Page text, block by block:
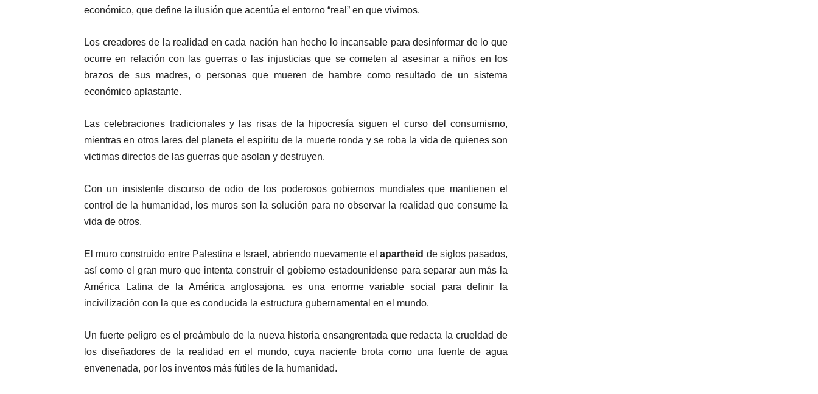
económico, que define la ilusión que acentúa el entorno “real” en que vivimos.
Los creadores de la realidad en cada nación han hecho lo incansable para desinformar de lo que
ocurre en relación con las guerras o las injusticias que se cometen al asesinar a niños en los
brazos de sus madres, o personas que mueren de hambre como resultado de un sistema
económico aplastante.
Las celebraciones tradicionales y las risas de la hipocresía siguen el curso del consumismo,
mientras en otros lares del planeta el espíritu de la muerte ronda y se roba la vida de quienes son
victimas directos de las guerras que asolan y destruyen.
Con un insistente discurso de odio de los poderosos gobiernos mundiales que mantienen el
control de la humanidad, los muros son la solución para no observar la realidad que consume la
vida de otros.
El muro construido entre Palestina e Israel, abriendo nuevamente elapartheid de siglos pasados,
así como el gran muro que intenta construir el gobierno estadounidense para separar aun más la
América Latina de la América anglosajona, es una enorme variable social para definir la
incivilización con la que es conducida la estructura gubernamental en el mundo.
Un fuerte peligro es el preámbulo de la nueva historia ensangrentada que redacta la crueldad de
los diseñadores de la realidad en el mundo, cuya naciente brota como una fuente de agua
envenenada, por los inventos más fútiles de la humanidad.